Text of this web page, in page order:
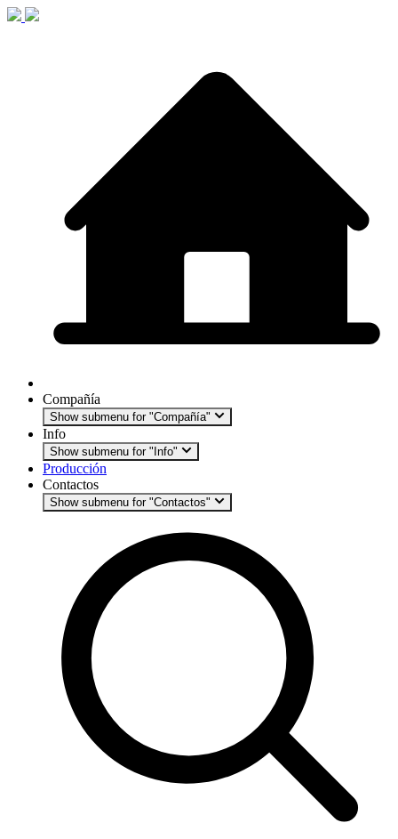
Compañía
Show submenu for "Compañía"
Info
Show submenu for "Info"
Producción
Contactos
Show submenu for "Contactos"